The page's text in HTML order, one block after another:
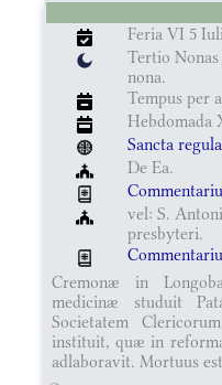
Feria VI 5
Tertio
nona.
Tempus per
Hebdomada
Sancta
De Ea.
vel: S.
presbyteri.
Cremonæ in
medicinæ studuit
Societatem
instituit, quæ in
adlaboravit. Mortuus